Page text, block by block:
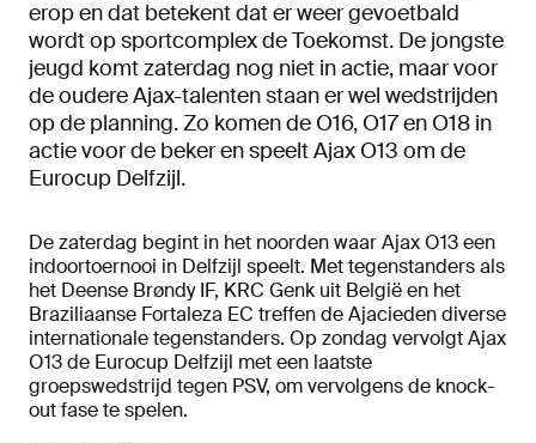
erop en dat betekent dat er weer gevoetbald
wordt op sportcomplex de Toekomst. De jongste
jeugd komt zaterdag nog niet in actie, maar voor
de oudere Ajax-talenten staan er wel wedstrijden
op de planning. Zo komen de O16, O17 en O18 in
actie voor de beker en speelt Ajax O13 om de
Eurocup Delfzijl.
De zaterdag begint in het noorden waar Ajax O13 een
indoortoernooi in Delfzijl speelt. Met tegenstanders als
het Deense Brøndy IF, KRC Genk uit België en het
Braziliaanse Fortaleza EC treffen de Ajacieden diverse
internationale tegenstanders. Op zondag vervolgt Ajax
O13 de Eurocup Delfzijl met een laatste
groepswedstrijd tegen PSV, om vervolgens de knock-
out fase te spelen.